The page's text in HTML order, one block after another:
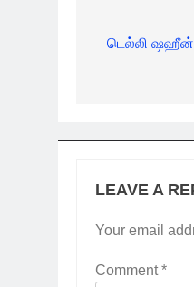
டெல்லி ஷஹீன்
LEAVE A
Your email
Comment*